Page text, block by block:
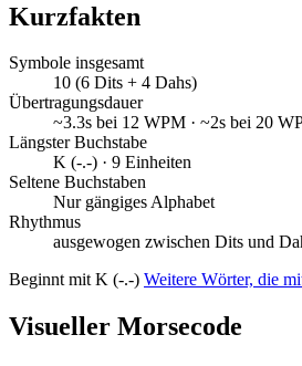
Kurzfakten
Symbole insgesamt
10 (6 Dits + 4 Dahs)
Übertragungsdauer
~3.3s bei 12 WPM · ~2s bei 20
Längster Buchstabe
K (-.-) · 9 Einheiten
Seltene Buchstaben
Nur gängiges Alphabet
Rhythmus
ausgewogen zwischen Dits und
Beginnt mit K (-.-) Weitere Wörter, die
Visueller Morsecode